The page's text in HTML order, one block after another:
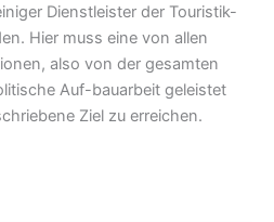
Dienstleister der Touristik-
Hier muss eine von allen
also von der gesamten
Auf-bauarbeit geleistet
Ziel zu erreichen.